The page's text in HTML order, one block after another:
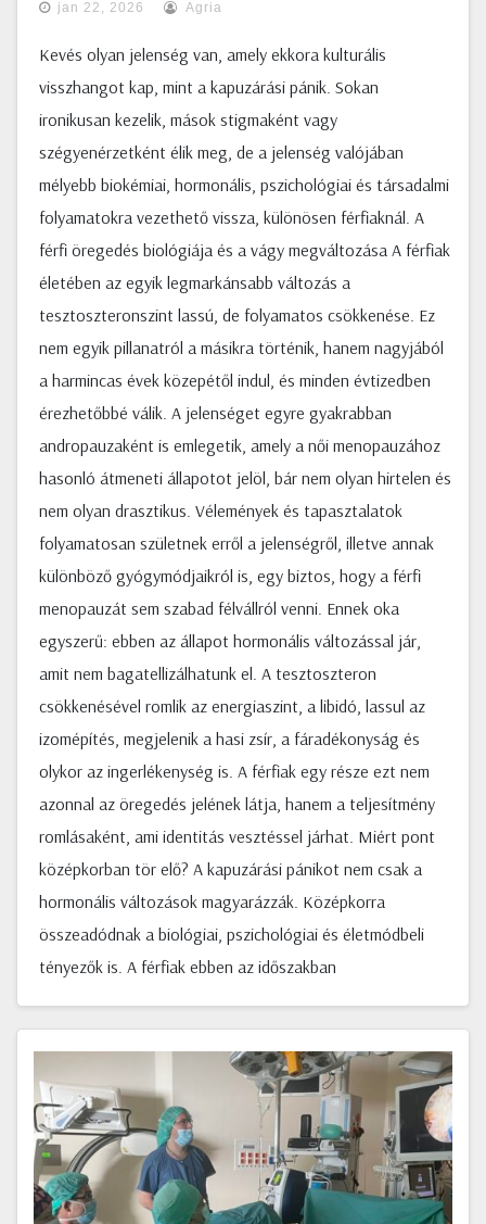
jan 22, 2026 Agria
Kevés olyan jelenség van, amely ekkora kulturális
visszhangot kap, mint a kapuzárási pánik. Sokan
ironikusan kezelik, mások stigmaként vagy
szégyenérzetként élik meg, de a jelenség valójában
mélyebb biokémiai, hormonális, pszichológiai és társadalmi
folyamatokra vezethető vissza, különösen férfiaknál. A
férfi öregedés biológiája és a vágy megváltozása A férfiak
életében az egyik legmarkánsabb változás a
tesztoszteronszint lassú, de folyamatos csökkenése. Ez
nem egyik pillanatról a másikra történik, hanem nagyjából
a harmincas évek közepétől indul, és minden évtizedben
érezhetőbbé válik. A jelenséget egyre gyakrabban
andropauzaként is emlegetik, amely a női menopauzához
hasonló átmeneti állapotot jelöl, bár nem olyan hirtelen és
nem olyan drasztikus. Vélemények és tapasztalatok
folyamatosan születnek erről a jelenségről, illetve annak
különböző gyógymódjaikról is, egy biztos, hogy a férfi
menopauzát sem szabad félvállról venni. Ennek oka
egyszerű: ebben az állapot hormonális változással jár,
amit nem bagatellizálhatunk el. A tesztoszteron
csökkenésével romlik az energiaszint, a libidó, lassul az
izomépítés, megjelenik a hasi zsír, a fáradékonyság és
olykor az ingerlékenység is. A férfiak egy része ezt nem
azonnal az öregedés jelének látja, hanem a teljesítmény
romlásaként, ami identitás vesztéssel járhat. Miért pont
középkorban tör elő? A kapuzárási pánikot nem csak a
hormonális változások magyarázzák. Középkorra
összeadódnak a biológiai, pszichológiai és életmódbeli
tényezők is. A férfiak ebben az időszakban